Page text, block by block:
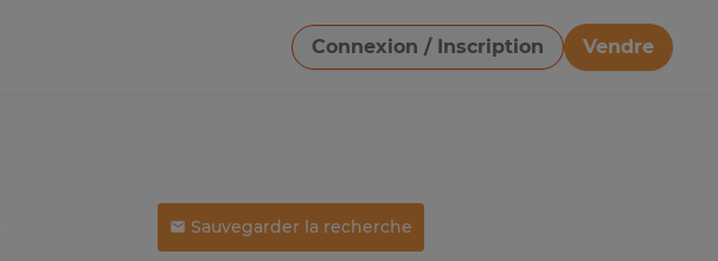
Connexion / Inscription
Vendre
Télécharger une image
Sauvegarder la recherche